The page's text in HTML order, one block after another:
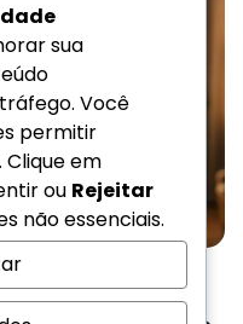
sua
Você
permitir
. Clique em
ou Rejeitar
não essenciais.